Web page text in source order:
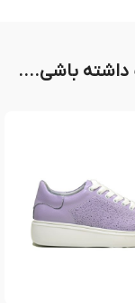
باشی....